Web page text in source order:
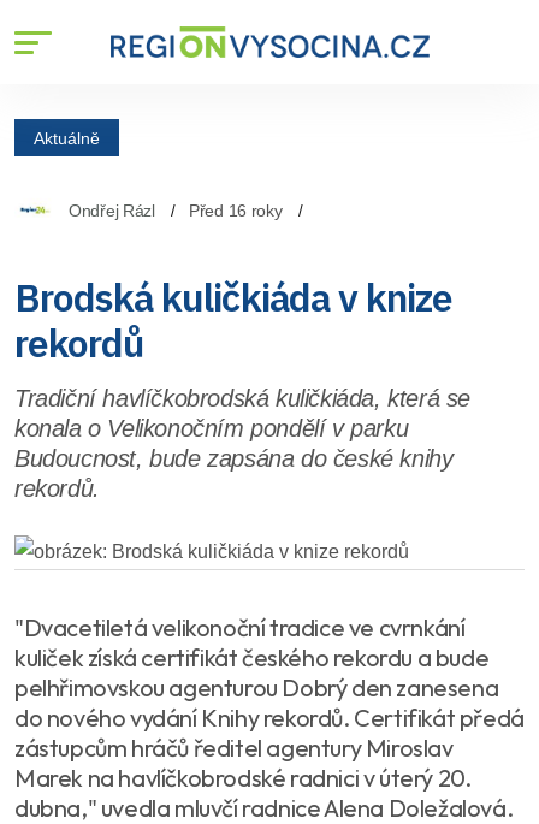
Aktuálně
Ondřej Rázl Před 16 roky
Brodská kuličkiáda v knize
rekordů
Tradiční havlíčkobrodská kuličkiáda, která se
konala o Velikonočním pondělí v parku
Budoucnost, bude zapsána do české knihy
rekordů.
"Dvacetiletá velikonoční tradice ve cvrnkání
kuliček získá certifikát českého rekordu a bude
pelhřimovskou agenturou Dobrý den zanesena
do nového vydání Knihy rekordů. Certifikát předá
zástupcům hráčů ředitel agentury Miroslav
Marek na havlíčkobrodské radnici v úterý 20.
dubna," uvedla mluvčí radnice Alena Doležalová.